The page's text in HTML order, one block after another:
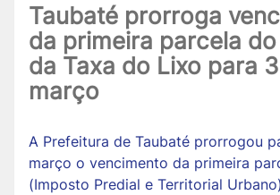
Taubaté prorroga
da primeira parcela do
da Taxa do Lixo para
março
A Prefeitura de Taubaté prorrogou
março o vencimento da primeira
(Imposto Predial e Territorial